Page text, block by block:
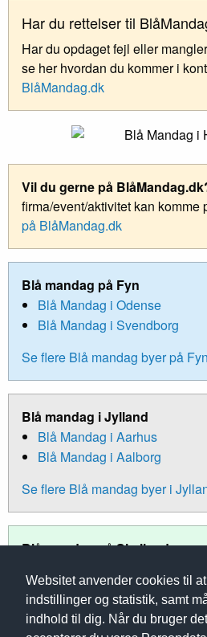
Websitet anvender cookies til
indstillinger og statistik, samt
indhold til dig. Når du bruger
Har du rettelser til
Har du opdaget fejl eller
se her hvordan du kommer i
BlåMandag.dk
Vil du gerne på
firma/event/aktivitet kan komme
på BlåMandag.dk
Blå mandag på Fyn
Blå Mandag i Odense
Blå Mandag i Svendborg
Se flere Blå mandag byer på Fyn
Blå mandag i Jylland
Blå Mandag i Aarhus
Blå Mandag i Aalborg
Se flere Blå mandag byer i
Blå mandag på Sjælland
Blå Mandag i Roskilde
Blå Mandag i Slagelse